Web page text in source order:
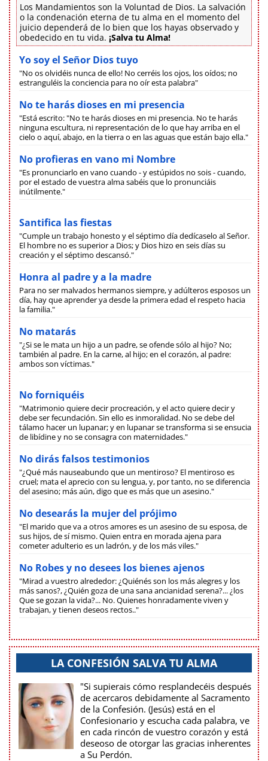
Los Mandamientos son la Voluntad de Dios. La salvación
o la condenación eterna de tu alma en el momento del
juicio dependerá de lo bien que los hayas observado y
obedecido en tu vida. ¡Salva tu Alma!
Yo soy el Señor Dios tuyo
"No os olvidéis nunca de ello! No cerréis los ojos, los oídos; no
estranguléis la conciencia para no oír esta palabra"
No te harás dioses en mi presencia
"Está escrito: "No te harás dioses en mi presencia. No te harás
ninguna escultura, ni representación de lo que hay arriba en el
cielo o aquí, abajo, en la tierra o en las aguas que están bajo ella."
No profieras en vano mi Nombre
"Es pronunciarlo en vano cuando - y estúpidos no sois - cuando,
por el estado de vuestra alma sabéis que lo pronunciáis
inútilmente."
Santifica las fiestas
"Cumple un trabajo honesto y el séptimo día dedícaselo al Señor.
El hombre no es superior a Dios; y Dios hizo en seis días su
creación y el séptimo descansó."
Honra al padre y a la madre
Para no ser malvados hermanos siempre, y adúlteros esposos un
día, hay que aprender ya desde la primera edad el respeto hacia
la familia."
No matarás
"¿Si se le mata un hijo a un padre, se ofende sólo al hijo? No;
también al padre. En la carne, al hijo; en el corazón, al padre:
ambos son víctimas."
No forniquéis
"Matrimonio quiere decir procreación, y el acto quiere decir y
debe ser fecundación. Sin ello es inmoralidad. No se debe del
tálamo hacer un lupanar; y en lupanar se transforma si se ensucia
de libídine y no se consagra con maternidades."
No dirás falsos testimonios
"¿Qué más nauseabundo que un mentiroso? El mentiroso es
cruel; mata el aprecio con su lengua, y, por tanto, no se diferencia
del asesino; más aún, digo que es más que un asesino."
No desearás la mujer del prójimo
"El marido que va a otros amores es un asesino de su esposa, de
sus hijos, de sí mismo. Quien entra en morada ajena para
cometer adulterio es un ladrón, y de los más viles."
No Robes y no desees los bienes ajenos
"Mirad a vuestro alrededor: ¿Quiénés son los más alegres y los
más sanos?, ¿Quién goza de una sana ancianidad serena?... ¿los
Que se gozan la vida?... No. Quienes honradamente viven y
trabajan, y tienen deseos rectos.."
LA CONFESIÓN SALVA TU ALMA
"Si supierais cómo resplandecéis después
de acercaros debidamente al Sacramento
de la Confesión. (Jesús) está en el
Confesionario y escucha cada palabra, ve
en cada rincón de vuestro corazón y está
deseoso de otorgar las gracias inherentes
a Su Perdón.